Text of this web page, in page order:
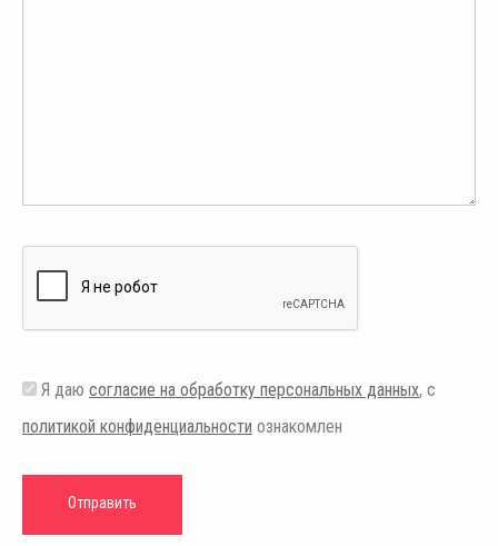
Я даю согласие на обработку персональных данных, с
политикой конфиденциальности ознакомлен